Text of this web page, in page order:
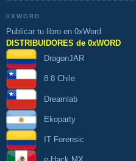
0XWORD
Publicar tu libro en 0xWord
DISTRIBUIDORES de 0xWORD
DragonJAR
8.8 Chile
Dreamlab
Ekoparty
IT Forensic